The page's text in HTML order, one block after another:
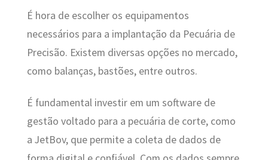
É hora de escolher os equipamentos
necessários para a implantação da Pecuária de
Precisão. Existem diversas opções no mercado,
como balanças, bastões, entre outros.
É fundamental investir em um software de
gestão voltado para a pecuária de corte, como
a JetBov, que permite a coleta de dados de